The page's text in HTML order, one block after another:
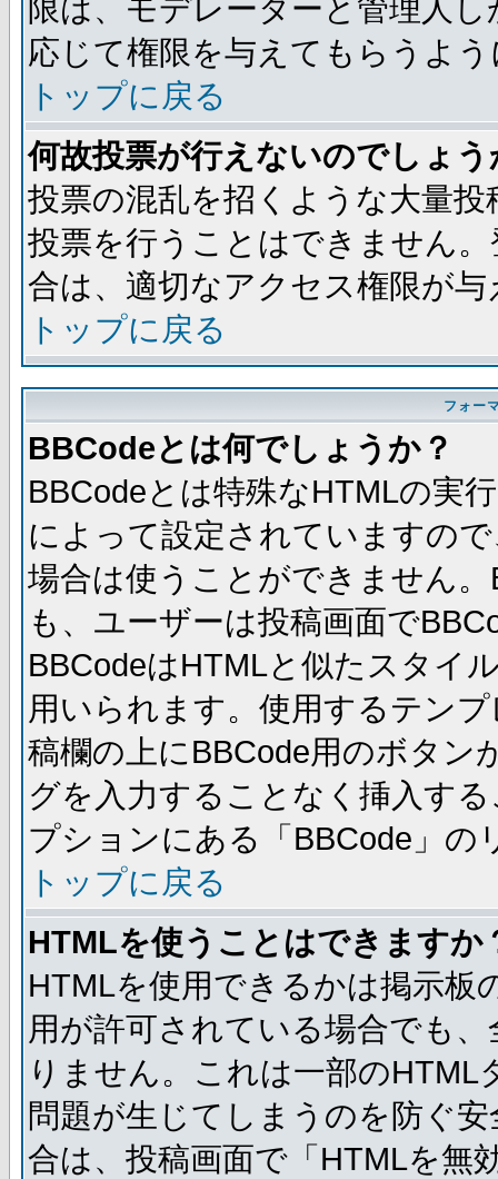
限は、モデレーターと管理人
応じて権限を与えてもらうよ
トップに戻る
何故投票が行えないのでしょう
投票の混乱を招くような大量
投票を行うことはできません
合は、適切なアクセス権限が
トップに戻る
フォー
BBCodeとは何でしょうか？
BBCodeとは特殊なHTMLの実
によって設定されていますの
場合は使うことができません
も、ユーザーは投稿画面で
BBCodeはHTMLと似たスタイ
用いられます。使用するテン
稿欄の上にBBCode用のボタン
グを入力することなく挿入す
プションにある「BBCode」
トップに戻る
HTMLを使うことはできますか
HTMLを使用できるかは掲示板
用が許可されている場合でも
りません。これは一部の
問題が生じてしまうのを防ぐ
合は、投稿画面で「HTMLを無